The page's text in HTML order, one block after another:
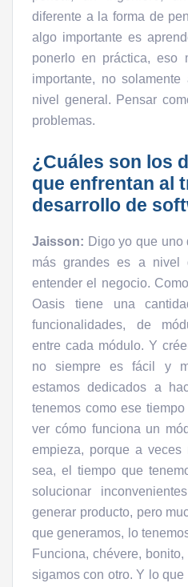
diferente a la forma de
algo importante es
ponerlo en práctica, eso
importante, no
nivel general. Pensar
problemas.
¿Cuáles son los
que enfrentan al
desarrollo de
Jaisson: Digo yo que uno
más grandes es a
entender el negocio.
Oasis tiene una
funcionalidades, de
entre cada módulo. Y
no siempre es fácil y
estamos dedicados a
tenemos como ese
ver cómo funciona un
empieza, porque a
sea, el tiempo que
solucionar
generar producto, pero
que generamos, lo
Funciona, chévere,
sigamos con otro. Y lo